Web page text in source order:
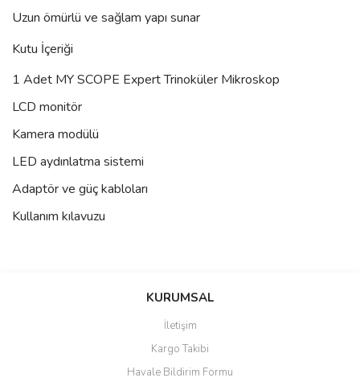
Uzun ömürlü ve sağlam yapı sunar
Kutu İçeriği
1 Adet MY SCOPE Expert Trinoküler Mikroskop
LCD monitör
Kamera modülü
LED aydınlatma sistemi
Adaptör ve güç kabloları
Kullanım kılavuzu
Bu ürüne ilk yorumu siz yapın!
Ürün resmi kalitesiz, bozuk veya görüntülenemiyor.
Ürün açıklamasında eksik bilgiler bulunuyor.
KURUMSAL
İletişim
Kargo Takibi
Havale Bildirim Formu